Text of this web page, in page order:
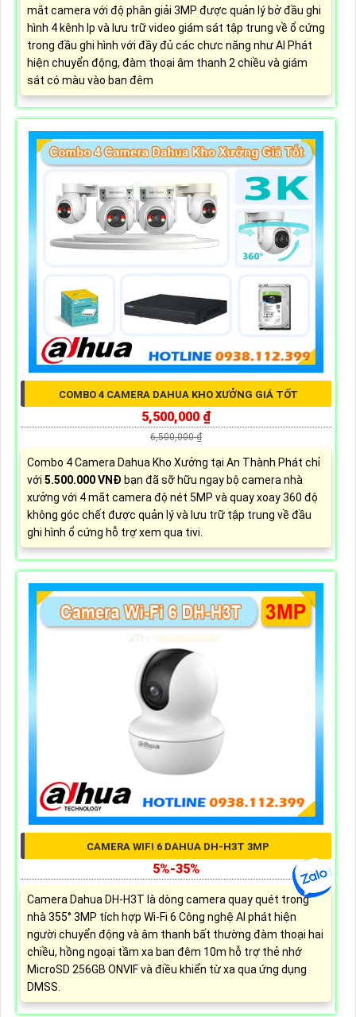
mắt camera với độ phân giải 3MP được quản lý bở đầu ghi
hình 4 kênh Ip và lưu trữ video giám sát tập trung về ổ cứng
trong đầu ghi hình với đầy đủ các chưc năng như AI Phát
hiện chuyển động, đàm thoại âm thanh 2 chiều và giám
sát có màu vào ban đêm
COMBO 4 CAMERA DAHUA KHO XƯỞNG GIÁ TỐT
5,500,000 ₫
6,500,000 ₫
Combo 4 Camera Dahua Kho Xưởng tại An Thành Phát chỉ
với 5.500.000 VNĐ bạn đã sỡ hữu ngay bộ camera nhà
xưởng với 4 mắt camera độ nét 5MP và quay xoay 360 độ
không góc chết được quản lý và lưu trữ tập trung về đầu
ghi hình ổ cứng hỗ trợ xem qua tivi.
CAMERA WIFI 6 DAHUA DH-H3T 3MP
5%-35%
Camera Dahua DH-H3T là dòng camera quay quét trong
nhà 355° 3MP tích hợp Wi-Fi 6 Công nghệ AI phát hiện
người chuyển động và âm thanh bất thường đàm thoại hai
chiều, hồng ngoại tầm xa ban đêm 10m hỗ trợ thẻ nhớ
MicroSD 256GB ONVIF và điều khiển từ xa qua ứng dụng
DMSS.